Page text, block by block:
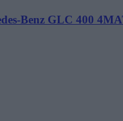
Benz GLC 400